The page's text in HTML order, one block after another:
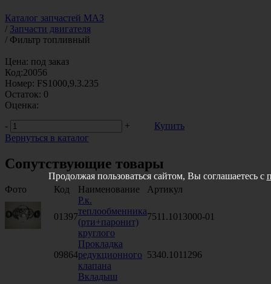
Каталог запчастей МАЗ
/ Запчасти двигателя
/ Фильтр топливный
Цена: под заказ
Код:20056
Номер: FS1000,9.3.235
Остаток: 0
Оценка:
-
+
Купить
Вернуться в каталог
Сопутствующие товары
Фото Код Наименование Артикул
01397
Р.к.
теплообменника
(рти+паронит)
круглого
7511.1013000-01
09864
Прокладка
редукционного
клапана
5340.1011296
Вкладыш
Продолжая пользоваться сайтом, Вы соглашаетесь с